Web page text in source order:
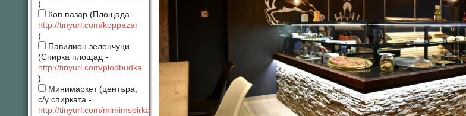
)
Коп пазар (Площада -
http://tinyurl.com/koppazar
)
Павилион зеленчуци
(Спирка площад -
http://tinyurl.com/plodbudka
)
Минимаркет (центъра,
с/у спирката -
http://tinyurl.com/mimimspirka